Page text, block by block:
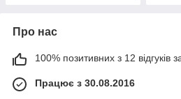
Про нас
100% позитивних з 12 відгуків
Працює з 30.08.2016